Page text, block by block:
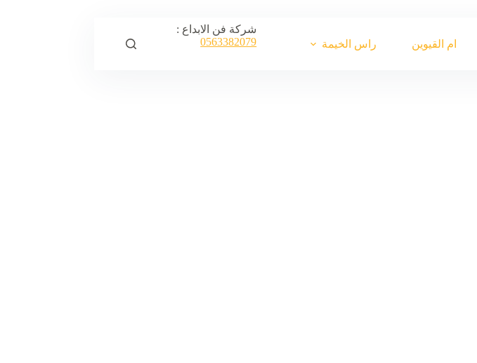
ام القيوين راس الخيمة
شركة فن الابداع :
0563382079